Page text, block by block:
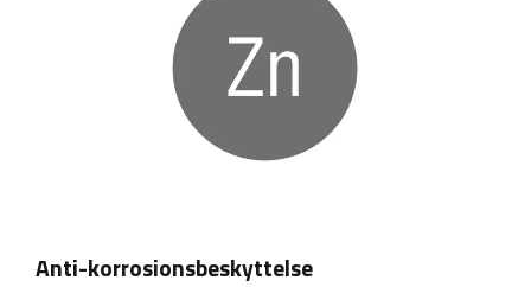
Anti-korrosionsbeskyttelse